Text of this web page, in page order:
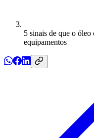
5 sinais de que o óleo
equipamentos